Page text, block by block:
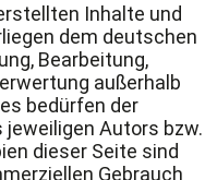
Inhalte und
dem deutschen
Bearbeitung,
außerhalb
bedürfen der
Autors bzw.
dieser Seite sind
Gebrauch